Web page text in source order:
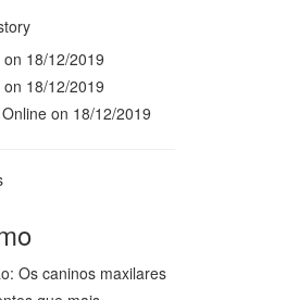
on 18/12/2019
18/12/2019
on 18/12/2019
Os caninos maxilares